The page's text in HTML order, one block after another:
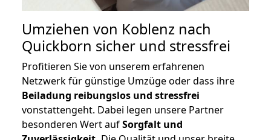
Umziehen von Koblenz nach
Quickborn sicher und stressfrei
Profitieren Sie von unserem erfahrenen
Netzwerk für günstige Umzüge oder dass ihre
Beiladung reibungslos und stressfrei
vonstattengeht. Dabei legen unsere Partner
besonderen Wert aufSorgfalt und